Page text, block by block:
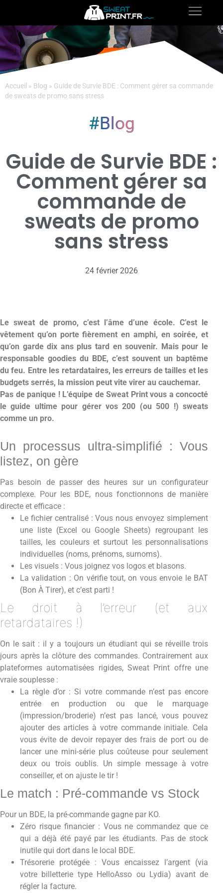
Accueil » Blog » Guide de Survie BDE : Comment gérer sa commande
de sweats de promo sans stress
Blog
Guide de Survie BDE :
Comment gérer sa
commande de
sweats de promo
sans stress
24 février 2026
Le sweat de promo, c’est l’âme d’une école. C’est le
vêtement qu’on porte fièrement en amphi, en soirée, et
qu’on garde dix ans plus tard en souvenir. Mais pour le
responsable goodies du BDE, c’est souvent un baptême
du feu. Entre les retardataires, les erreurs de tailles et les
budgets serrés, la mission peut vite virer au cauchemar.
Pas de panique ! L’équipe de Sweat Print vous a concocté
le guide ultime pour gérer vos 200 (ou 500 !) sweats
comme un pro.
Un processus ultra-simplifié : Vous
listez, on gère
Pas besoin de passer des heures sur un configurateur
complexe. Pour les BDE, nous fonctionnons de manière
directe et efficace :
Le fichier centralisé : Vous nous envoyez simplement
une liste (Excel ou Google Sheets) regroupant les
tailles, les couleurs et surtout les personnalisations
individuelles (noms, prénoms, surnoms).
Les visuels : Vous joignez vos logos et blasons.
La validation : On vérifie tout, on vous envoie le BAT
(Bon À Tirer), et c’est parti !
Le droit à l’erreur (et aux
retardataires !)
On le sait : il y a toujours un étudiant qui se réveille trois
jours après la clôture des commandes. Contrairement aux
plateformes automatisées rigides, Sweat Print offre une
vraie souplesse :
La règle d’or : Si votre commande n’est pas encore
entrée en production ou que le marquage
(impression/broderie) n’est pas lancé, vous pouvez
ajouter des articles à votre commande initiale. Cela
vous évite de devoir repayer des frais de port ou de
lancer une mini-série plus coûteuse pour seulement
deux ou trois oublis. Un simple message à votre
conseiller, et on ajuste le tir !
Le match : Pré-commande vs Stock
Pour un BDE, la pré-commande gagne par KO.
Zéro risque financier : Vous ne commandez que ce
qui a déjà été payé par les étudiants. Pas de stock
inutile qui dort dans le local BDE.
Trésorerie protégée : Vous encaissez l’argent (via
votre billetterie type HelloAsso ou Lydia) avant de
régler la facture.